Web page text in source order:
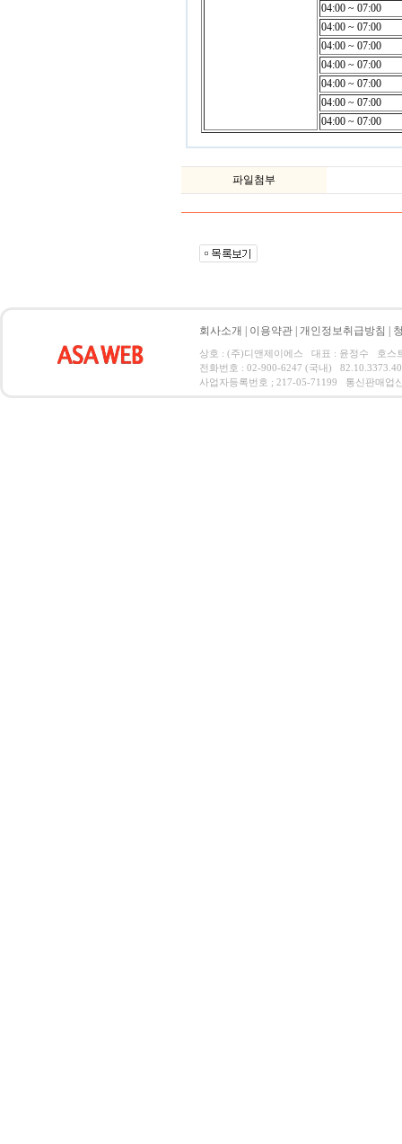
04:00 ~ 07:00
04:00 ~ 07:00
04:00 ~ 07:00
04:00 ~ 07:00
04:00 ~ 07:00
04:00 ~ 07:00
04:00 ~ 07:00
파일첨부
회사소개 이용약관 개인정보취급방침
상호 : (주)디앤제이에스 대표 : 윤정수 호스
전화번호 : 02-900-6247 (국내)
사업자등록번호 ; 217-05-71199 통신판매업